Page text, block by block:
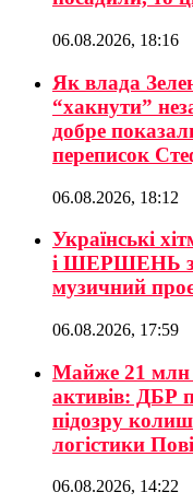
06.08.2026, 18:16
Як влада
“хакнути”
добре
переписок
06.08.2026, 18:12
Українські
і ШЕРШЕНЬ
музичний
06.08.2026, 17:59
Майже 21 млн
активів: ДБР
підозру
логістики
06.08.2026, 14:22